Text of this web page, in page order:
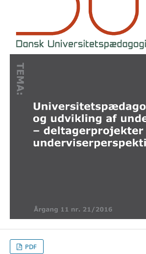
PDF